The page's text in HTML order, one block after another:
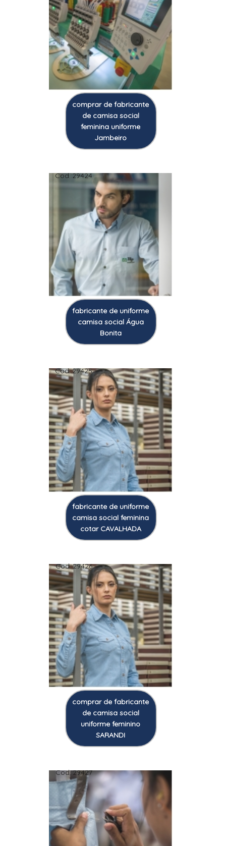
comprar de fabricante
de camisa social
feminina uniforme
Jambeiro
Cod.:29424
fabricante de uniforme
camisa social Água
Bonita
Cod.:29425
fabricante de uniforme
camisa social feminina
cotar CAVALHADA
Cod.:29426
comprar de fabricante
de camisa social
uniforme feminino
SARANDI
Cod.:29427